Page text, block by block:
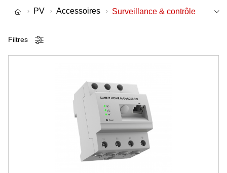
PV Accessoires Surveillance & contrôle
Filtres